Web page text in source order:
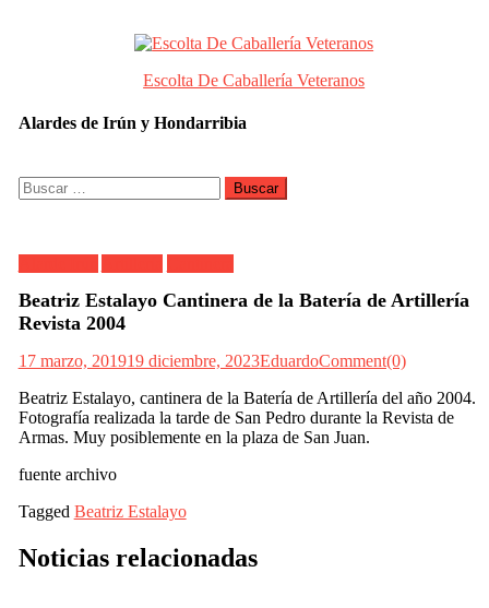
Escolta De Caballería Veteranos
Alardes de Irún y Hondarribia
Buscar:
Beatriz Estalayo Cantinera de la Batería de Artillería
Revista 2004
17 marzo, 201919 diciembre, 2023EduardoComment(0)
Beatriz Estalayo, cantinera de la Batería de Artillería del año 2004.
Fotografía realizada la tarde de San Pedro durante la Revista de
Armas. Muy posiblemente en la plaza de San Juan.
fuente archivo
Tagged Beatriz Estalayo
Noticias relacionadas